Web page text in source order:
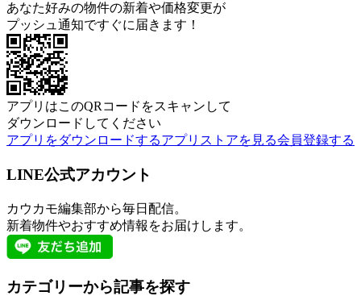
あなた好みの物件の新着や価格変更が
プッシュ通知ですぐに届きます！
アプリはこのQRコードをスキャンして
ダウンロードしてください
アプリをダウンロードするアプリストアを見る会員登録する
LINE公式アカウント
カウカモ編集部から毎日配信。
新着物件やおすすめ情報をお届けします。
カテゴリーから記事を探す